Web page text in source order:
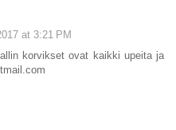
at 3:21 PM
korvikset ovat kaikki upeita ja